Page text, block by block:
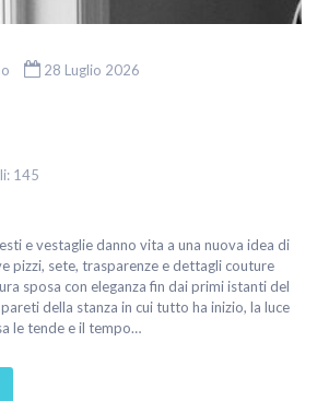
28 Luglio 2026
145
e vestaglie danno vita a una nuova idea di
pizzi, sete, trasparenze e dettagli couture
sposa con eleganza fin dai primi istanti del
pareti della stanza in cui tutto ha inizio, la luce
le tende e il tempo…